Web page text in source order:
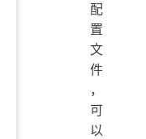
配
置
文
件
，
可
以